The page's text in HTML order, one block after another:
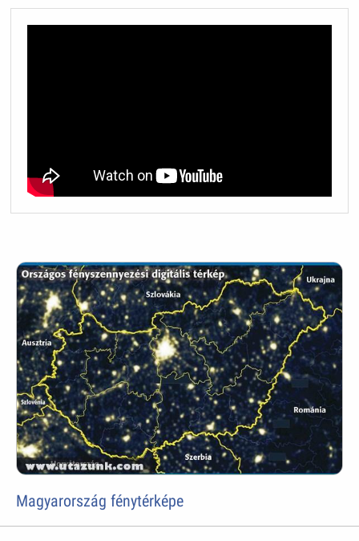
Magyarország fénytérképe